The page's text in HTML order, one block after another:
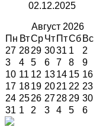
02.12.2025
Август 2026
Пн ВтСрЧт ПтСб Вс
27 2829 3031 1
2
3
4 5 6 7 8
9
10 11 12 1314 15 16
17 1819 202122 23
24 2526 272829 30
31 1 2 3 4 5 6